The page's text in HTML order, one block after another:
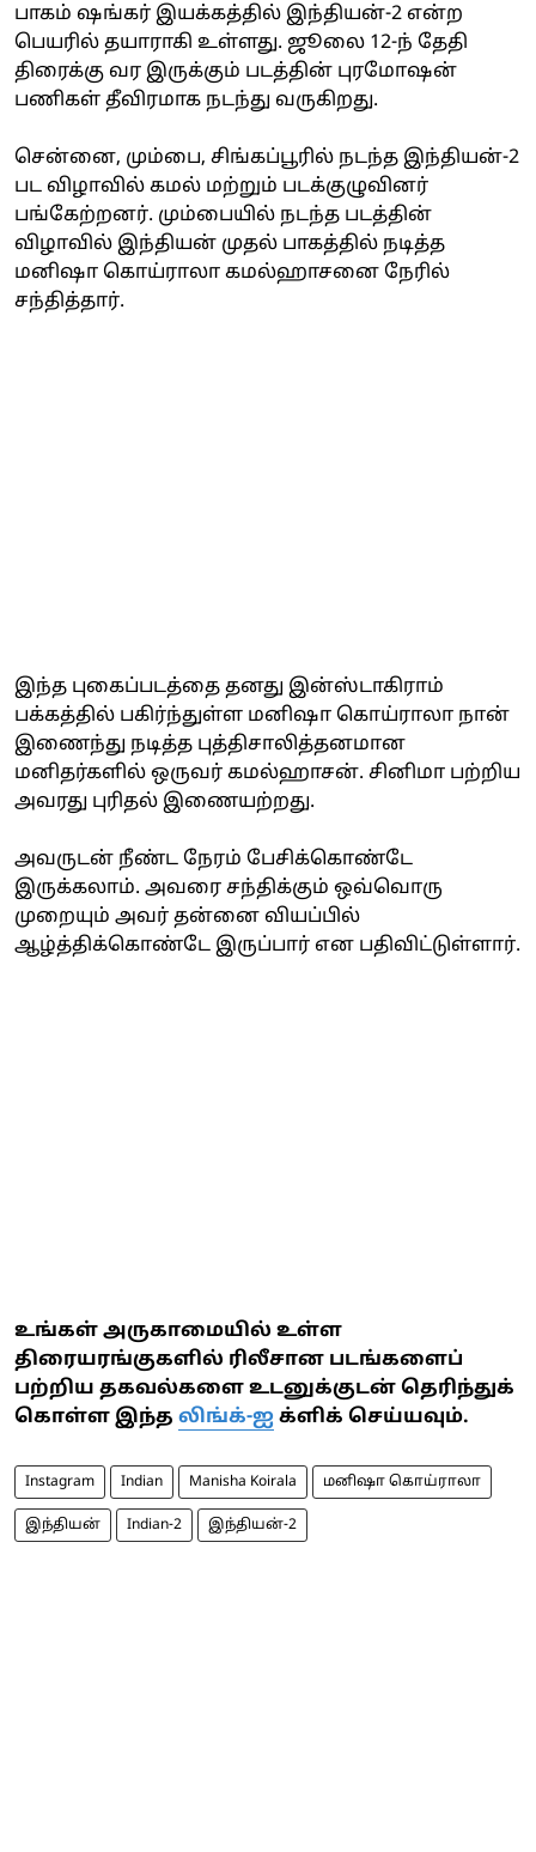
பாகம் ஷங்கர் இயக்கத்தில் இந்தியன்-2 என்ற
பெயரில் தயாராகி உள்ளது. ஜூலை 12-ந் தேதி
திரைக்கு வர இருக்கும் படத்தின் புரமோஷன்
பணிகள் தீவிரமாக நடந்து வருகிறது.
சென்னை, மும்பை, சிங்கப்பூரில் நடந்த இந்தியன்-2
பட விழாவில் கமல் மற்றும் படக்குழுவினர்
பங்கேற்றனர். மும்பையில் நடந்த படத்தின்
விழாவில் இந்தியன் முதல் பாகத்தில் நடித்த
மனிஷா கொய்ராலா கமல்ஹாசனை நேரில்
சந்தித்தார்.
இந்த புகைப்படத்தை தனது இன்ஸ்டாகிராம்
பக்கத்தில் பகிர்ந்துள்ள மனிஷா கொய்ராலா நான்
இணைந்து நடித்த புத்திசாலித்தனமான
மனிதர்களில் ஒருவர் கமல்ஹாசன். சினிமா பற்றிய
அவரது புரிதல் இணையற்றது.
அவருடன் நீண்ட நேரம் பேசிக்கொண்டே
இருக்கலாம். அவரை சந்திக்கும் ஒவ்வொரு
முறையும் அவர் தன்னை வியப்பில்
ஆழ்த்திக்கொண்டே இருப்பார் என பதிவிட்டுள்ளார்.
உங்கள் அருகாமையில் உள்ள
திரையரங்குகளில் ரிலீசான படங்களைப்
பற்றிய தகவல்களை உடனுக்குடன் தெரிந்துக்
கொள்ள இந்த லிங்க்-ஐ க்ளிக் செய்யவும்.
Instagram Indian Manisha Koirala மனிஷா கொய்ராலா
இந்தியன் Indian-2 இந்தியன்-2